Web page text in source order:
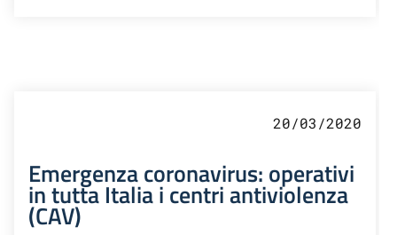
20/03/2020
Emergenza coronavirus: operativi
in tutta Italia i centri antiviolenza
(CAV)